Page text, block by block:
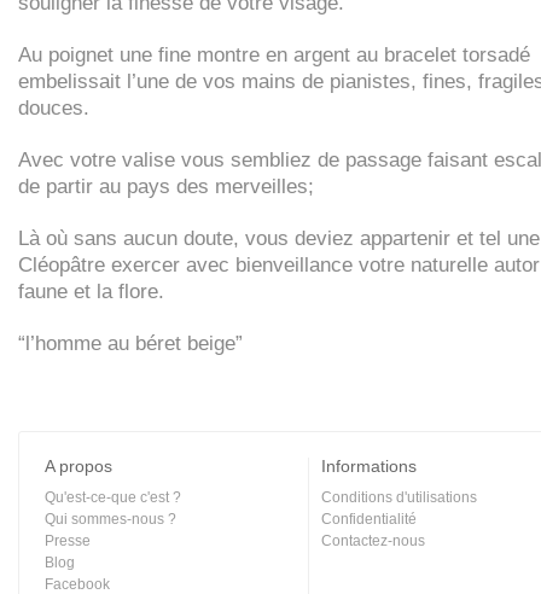
Au poignet une fine montre en argent au bracelet torsadé
embelissait l’une de vos mains de pianistes, fines,
douces.
Avec votre valise vous sembliez de passage faisant
de partir au pays des merveilles;
Là où sans aucun doute, vous deviez appartenir et tel une
Cléopâtre exercer avec bienveillance votre naturelle
faune et la flore.
“l’homme au béret beige”
A propos
Qu'est-ce-que c'est ?
Qui sommes-nous ?
Presse
Blog
Facebook
Informations
Conditions d'utilisations
Confidentialité
Contactez-nous